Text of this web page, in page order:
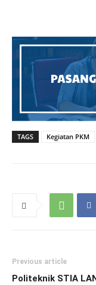
TAGS Kegiatan PKM
Previous article
Politeknik STIA